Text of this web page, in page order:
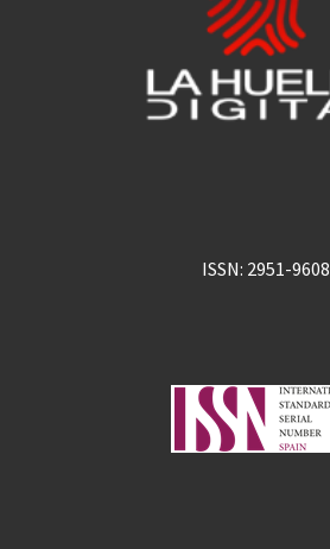
ISSN: 2951-9608